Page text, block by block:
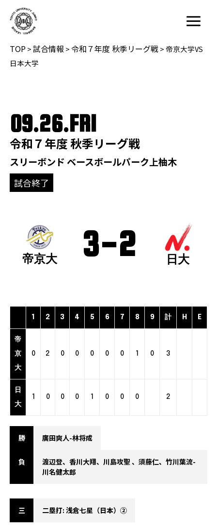
Main
Menu
TOP>試合情報 >令和７年度 秋季リーグ戦> 帝京大学VS
日本大学
09.26.FRI
令和７年度 秋季リーグ戦
スリーボンド ベースボールパーク上柚木
試合終了
帝京大 3-2 日大
1 2 3 4 5 6 7 8 9 計 H E
帝
京
大
0 2 0 0 0 0 0 1 0 3
日
大
1 0 0 0 1 0 0 0 2
勝 廣田爽人-林将成
負
渡辺登、香川大翔、川島攻聖 、須藤仁、竹川葉流-
川名健太郎
三 二塁打: 浅倉七星（日本）②